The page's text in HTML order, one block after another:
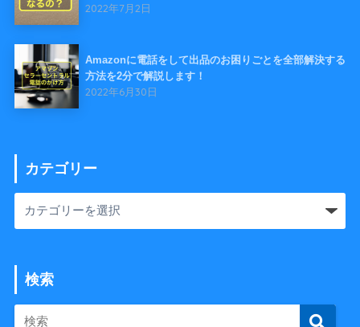
2022年7月2日
Amazonに電話をして出品のお困りごとを全部解決する
方法を2分で解説します！
2022年6月30日
カテゴリー
検索